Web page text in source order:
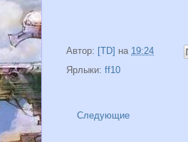
Автор: [TD] на 19:24
Ярлыки: ff10
Следующие